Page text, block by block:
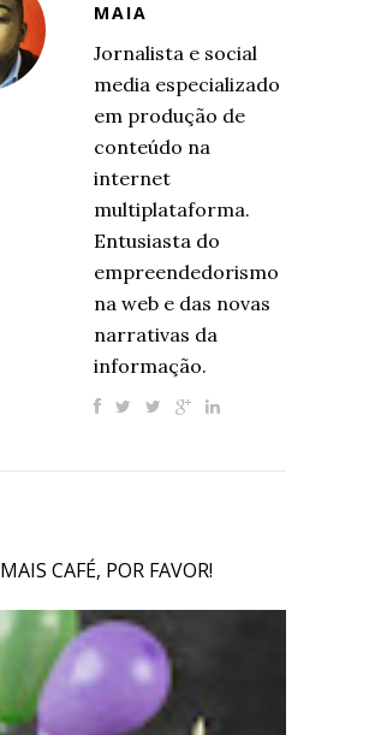
MAIA
Jornalista e social
media especializado
em produção de
conteúdo na
internet
multiplataforma.
Entusiasta do
empreendedorismo
na web e das novas
narrativas da
informação.
MAIS CAFÉ, POR FAVOR!